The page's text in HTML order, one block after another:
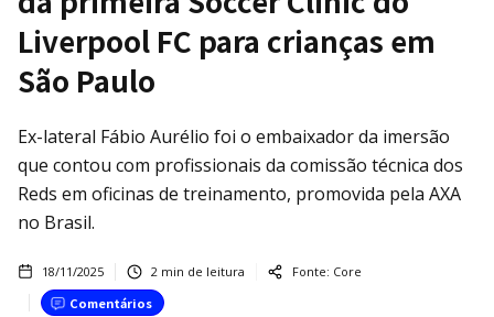
Liverpool FC para crianças em
São Paulo
Ex-lateral Fábio Aurélio foi o embaixador da imersão
que contou com profissionais da comissão técnica dos
Reds em oficinas de treinamento, promovida pela AXA
no Brasil.
18/11/2025 2 min de leitura Fonte: Core
Comentários